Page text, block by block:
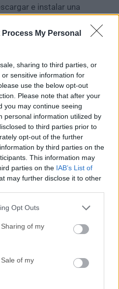
Process My Personal
sharing to third parties, or
sensitive information for
use the below opt-out
Please note that after your
you may continue seeing
personal information utilized by
to third parties prior to
opt-out of the further
by third parties on the
This information may
parties on the IAB’s List of
may further disclose it to other
Opt Outs
of my
of my
e instalar una
descargar la versión más
.
distribuidas en nuestro
libres de virus y están
sin costo alguno.
idea que desees compartir
página de contactoy
tu opinión!